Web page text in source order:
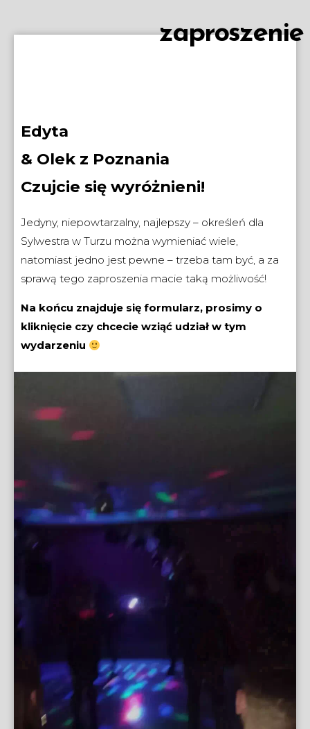
Edyta
& Olek z Poznania
Czujcie się wyróżnieni!
Jedyny, niepowtarzalny, najlepszy – określeń dla
Sylwestra w Turzu można wymieniać wiele,
natomiast jedno jest pewne – trzeba tam być, a za
sprawą tego zaproszenia macie taką możliwość!
Na końcu znajduje się formularz, prosimy o
kliknięcie czy chcecie wziąć udział w tym
wydarzeniu
zaproszenie